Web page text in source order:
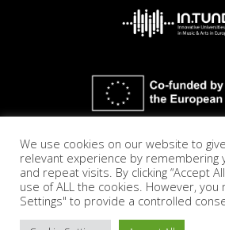
We use cookies on our website to
relevant experience by remembering
and repeat visits. By clicking “Accept
use of ALL the cookies. However, you
Settings" to provide a controlled